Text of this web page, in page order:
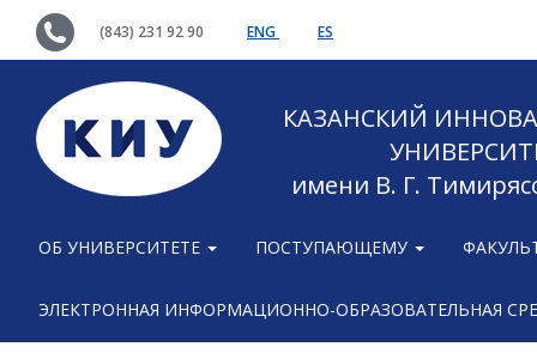
(843) 231 92 90 ENG ES
КАЗАНСКИЙ
имени В. Г.
ОБ УНИВЕРСИТЕТЕ ПОСТУПАЮЩЕМУ
ЭЛЕКТРОННАЯ ИНФОРМАЦИОННО-ОБРАЗОВАТЕЛЬНАЯ